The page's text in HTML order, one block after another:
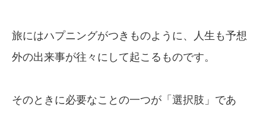
旅にはハプニングがつきものように、人生も予想
外の出来事が往々にして起こるものです。
そのときに必要なことの一つが「選択肢」であ